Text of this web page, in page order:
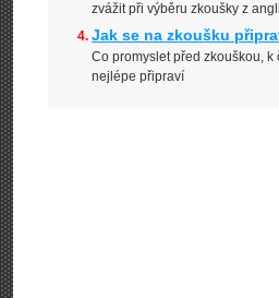
zvážit při výběru zkoušky z
Jak se na zkoušku
Co promyslet před zkouškou,
nejlépe připraví